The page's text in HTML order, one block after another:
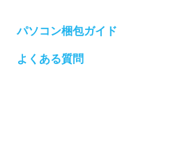
パソコン梱包ガイド
よくある質問